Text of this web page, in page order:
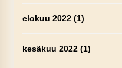
elokuu 2022(1)
kesäkuu 2022(1)